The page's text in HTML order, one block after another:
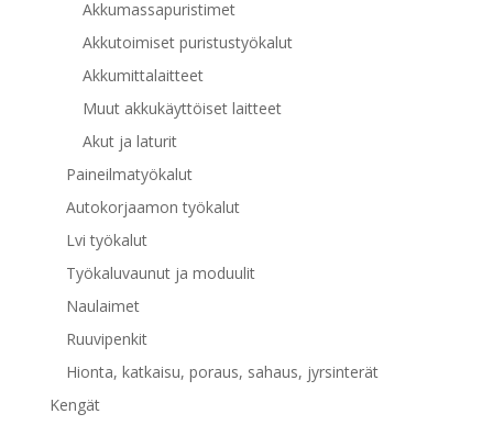
Akkumassapuristimet
Akkutoimiset puristustyökalut
Akkumittalaitteet
Muut akkukäyttöiset laitteet
Akut ja laturit
Paineilmatyökalut
Autokorjaamon työkalut
Lvi työkalut
Työkaluvaunut ja moduulit
Naulaimet
Ruuvipenkit
Hionta, katkaisu, poraus, sahaus, jyrsinterät
Kengät